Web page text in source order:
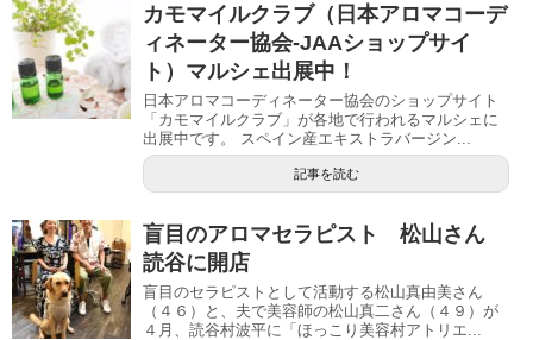
カモマイルクラブ（日本アロマコーデ
ィネーター協会-JAAショップサイ
ト）マルシェ出展中！
日本アロマコーディネーター協会のショップサイト
「カモマイルクラブ」が各地で行われるマルシェに
出展中です。 スペイン産エキストラバージン...
記事を読む
盲目のアロマセラピスト 松山さん
読谷に開店
盲目のセラピストとして活動する松山真由美さん
（４６）と、夫で美容師の松山真二さん（４９）が
４月、読谷村波平に「ほっこり美容村アトリエ...